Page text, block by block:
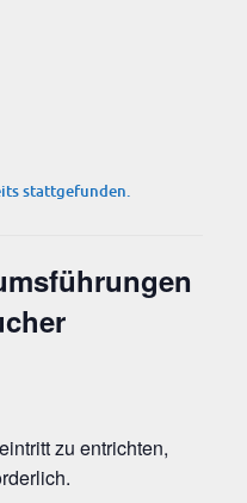
stattgefunden.
zu ent­rich­ten,